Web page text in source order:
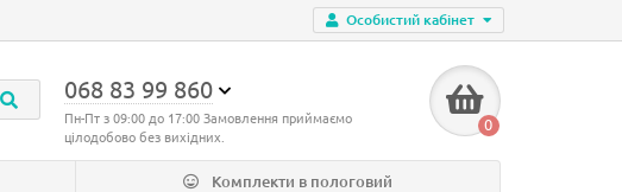
Особистий кабінет
068 83 99 860
Пн-Пт з 09:00 до 17:00 Замовлення приймаємо
цілодобово без вихідних.
0
Комплекти в пологовий